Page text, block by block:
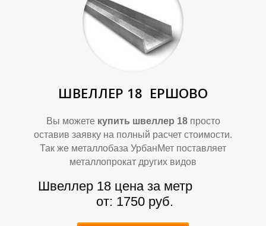
П
ШВЕЛЛЕР 18 ЕРШОВО
Вы можете купить швеллер 18просто
оставив заявку на полный расчет стоимости.
Так же металлобаза УрбанМет поставляет
металлопрокат других видов
Швеллер 18 цена за метр
от: 1750 руб.
П